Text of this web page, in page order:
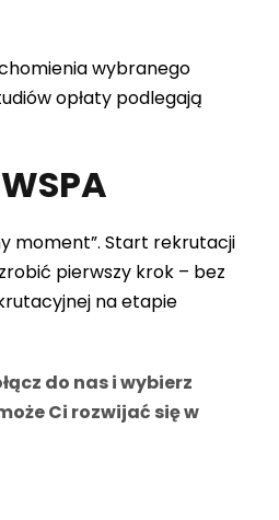
wybranego
opłaty podlegają
moment”. Start rekrutacji
pierwszy krok – bez
na etapie
do nas i wybierz
Ci rozwijać się w